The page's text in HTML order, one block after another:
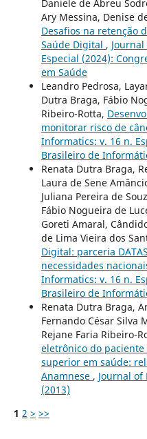
Daniele de Abreu
Ary Messina, Denise
Desafios na retenção
Saúde Digital ,
Especial (2024):
em Saúde
Leandro Pedrosa,
Dutra Braga, Fábio
Ribeiro-Rotta,
monitorar risco de
Informatics: v. 16 n.
Brasileiro de
Renata Dutra Braga,
Laura de Sene
Juliana Pereira de
Fábio Nogueira de
Goreti Amaral,
de Lima Vieira dos
Digital: parceria
necessidades
Informatics: v. 16 n.
Brasileiro de
Renata Dutra Braga,
Fernando César Silva
Rejane Faria Ribeiro-
eletrônico do
superior em saúde:
Anamnese , Journal of
(2013)
1 2 > >>